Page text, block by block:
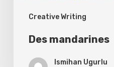
Creative Writing
Des mandarines
Ismihan Ugurlu